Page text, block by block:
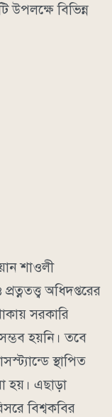
উপলক্ষে বিভিন্ন
শাওলী
অধিদপ্তরের
সরকারি
হয়নি। তবে
স্থাপিত
হয়। এছাড়া
বিশ্বকবির